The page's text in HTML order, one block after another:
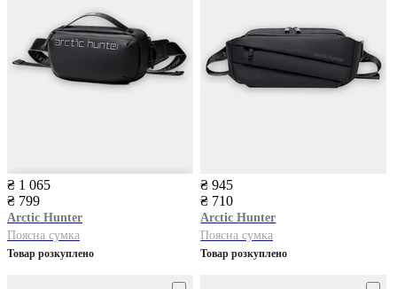
₴ 1 065
₴ 799
Arctic Hunter
Поясна сумка
Товар розкуплено
₴ 945
₴ 710
Arctic Hunter
Поясна сумка
Товар розкуплено